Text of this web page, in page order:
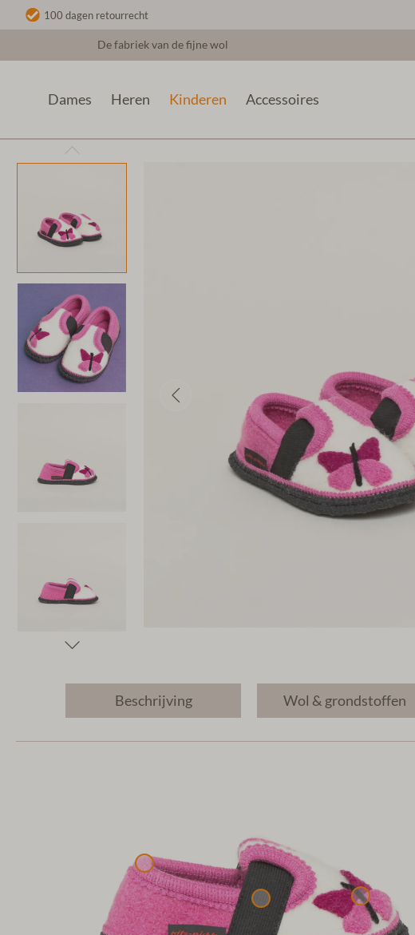
100 dagen retourrecht
De fabriek van de fijne wol
Dames Heren Kinderen Accessoires
Beschrijving Wol & grondstoffen